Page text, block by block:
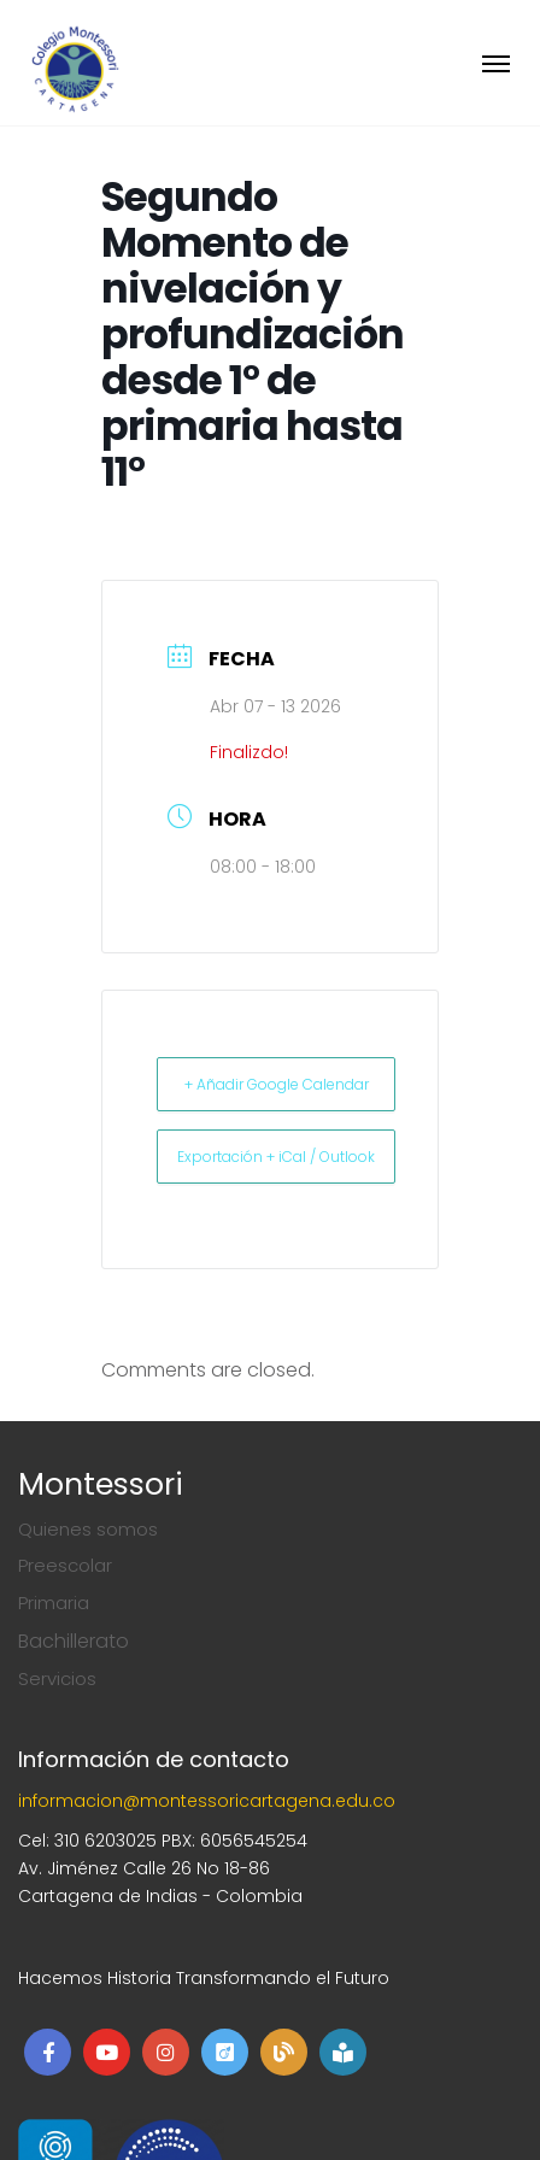
Segundo
Momento de
nivelación y
profundización
desde 1° de
primaria hasta
11°
FECHA
Abr 07 - 13 2026
Finalizdo!
HORA
08:00 - 18:00
+ Añadir Google Calendar
Exportación + iCal / Outlook
Comments are closed.
Montessori
Quienes somos
Preescolar
Primaria
Bachillerato
Servicios
Información de contacto
informacion@montessoricartagena.edu.co
Cel: 310 6203025 PBX: 6056545254
Av. Jiménez Calle 26 No 18-86
Cartagena de Indias - Colombia
Hacemos Historia Transformando el Futuro